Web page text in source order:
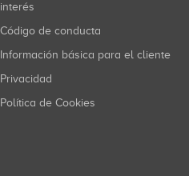
interés
Código de conducta
Información básica para el cliente
Privacidad
Política de Cookies